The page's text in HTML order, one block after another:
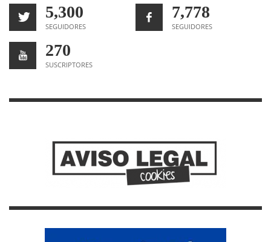
5,300
SEGUIDORES
7,778
SEGUIDORES
270
SUSCRIPTORES